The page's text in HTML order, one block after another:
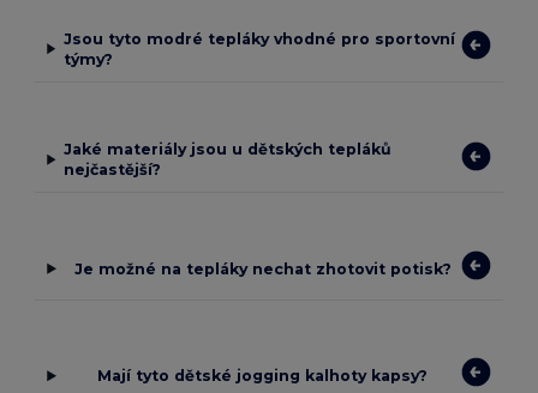
Jsou tyto modré tepláky vhodné pro sportovní
týmy?
Jaké materiály jsou u dětských tepláků
nejčastější?
Je možné na tepláky nechat zhotovit potisk?
Mají tyto dětské jogging kalhoty kapsy?